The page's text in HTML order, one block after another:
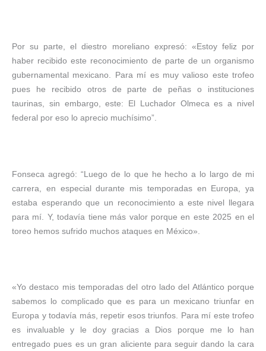
Por su parte, el diestro moreliano expresó: «Estoy feliz por
haber recibido este reconocimiento de parte de un organismo
gubernamental mexicano. Para mí es muy valioso este trofeo
pues he recibido otros de parte de peñas o instituciones
taurinas, sin embargo, este: El Luchador Olmeca es a nivel
federal por eso lo aprecio muchísimo”.
Fonseca agregó: “Luego de lo que he hecho a lo largo de mi
carrera, en especial durante mis temporadas en Europa, ya
estaba esperando que un reconocimiento a este nivel llegara
para mí. Y, todavía tiene más valor porque en este 2025 en el
toreo hemos sufrido muchos ataques en México».
«Yo destaco mis temporadas del otro lado del Atlántico porque
sabemos lo complicado que es para un mexicano triunfar en
Europa y todavía más, repetir esos triunfos. Para mí este trofeo
es invaluable y le doy gracias a Dios porque me lo han
entregado pues es un gran aliciente para seguir dando la cara